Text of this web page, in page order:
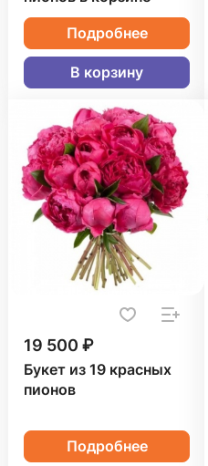
Подробнее
В корзину
19 500 ₽
Букет из 19 красных
пионов
Подробнее